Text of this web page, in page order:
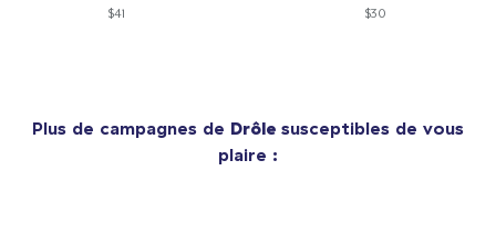
$41 $30
Plus de campagnes de Drôle susceptibles de vous
plaire :